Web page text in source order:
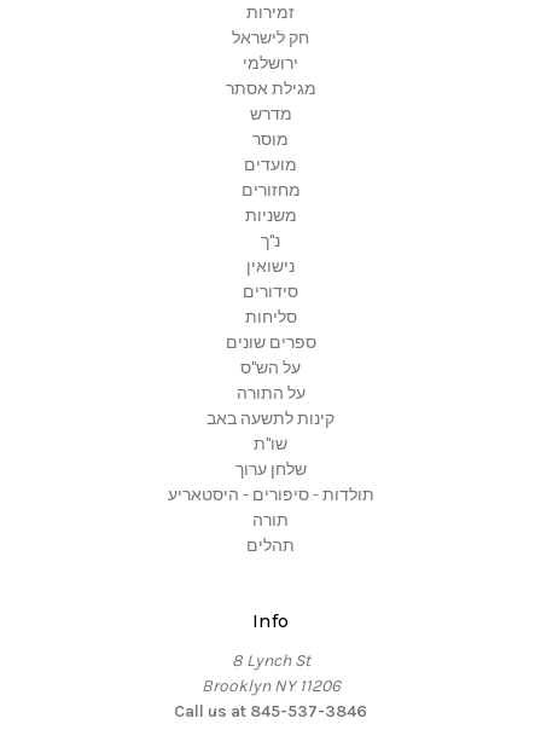
זמירות
חק לישראל
ירושלמי
מגילת אסתר
מדרש
מוסר
מועדים
מחזורים
משניות
נ"ך
נישואין
סידורים
סליחות
ספרים שונים
על הש"ס
על התורה
קינות לתשעה באב
שו"ת
שלחן ערוך
תולדות - סיפורים - היסטאריע
תורה
תהלים
Info
8 Lynch St
Brooklyn NY 11206
Call us at 845-537-3846